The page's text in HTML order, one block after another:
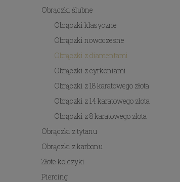
Obrączki ślubne
Obrączki klasyczne
Obrączki nowoczesne
Obrączki z diamentami
Obrączki z cyrkoniami
Obrączki z 18 karatowego złota
Obrączki z 14 karatowego złota
Obrączki z 8 karatowego złota
Obrączki z tytanu
Obrączki z karbonu
Złote kolczyki
Piercing